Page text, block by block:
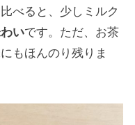
べると、少しミルク
いです。ただ、お茶
もほんのり残りま